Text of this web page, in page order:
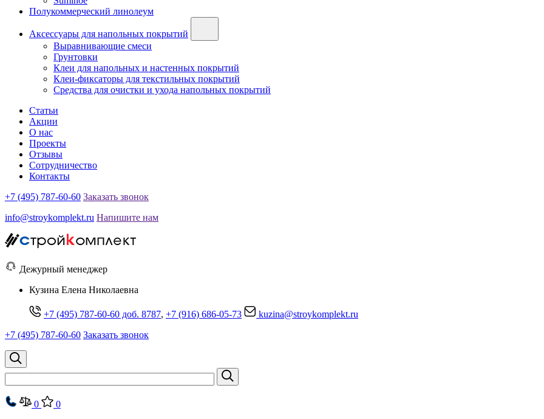
Полукоммерческий линолеум
Аксессуары для напольных покрытий
Выравнивающие смеси
Грунтовки
Клеи для напольных и настенных покрытий
Клеи-фиксаторы для текстильных покрытий
Средства для очистки и ухода напольных покрытий
Статьи
Акции
О нас
Проекты
Отзывы
Сотрудничество
Контакты
+7 (495) 787-60-60 Заказать звонок
info@stroykomplekt.ru Напишите нам
Дежурный менеджер
Кузина Елена Николаевна
+7 (495) 787-60-60 доб. 8787, +7 (916) 686-05-73
kuzina@stroykomplekt.ru
+7 (495) 787-60-60 Заказать звонок
0
0